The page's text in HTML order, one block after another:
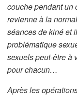
couche pendant un
revienne à la
séances de kiné et
problématique
sexuels peut-être à
pour chacun…
Après les